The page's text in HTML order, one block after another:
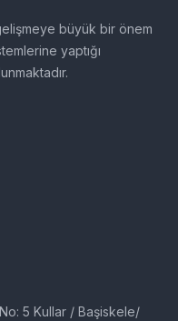
büyük bir önem
yaptığı
5 Kullar / Başiskele/